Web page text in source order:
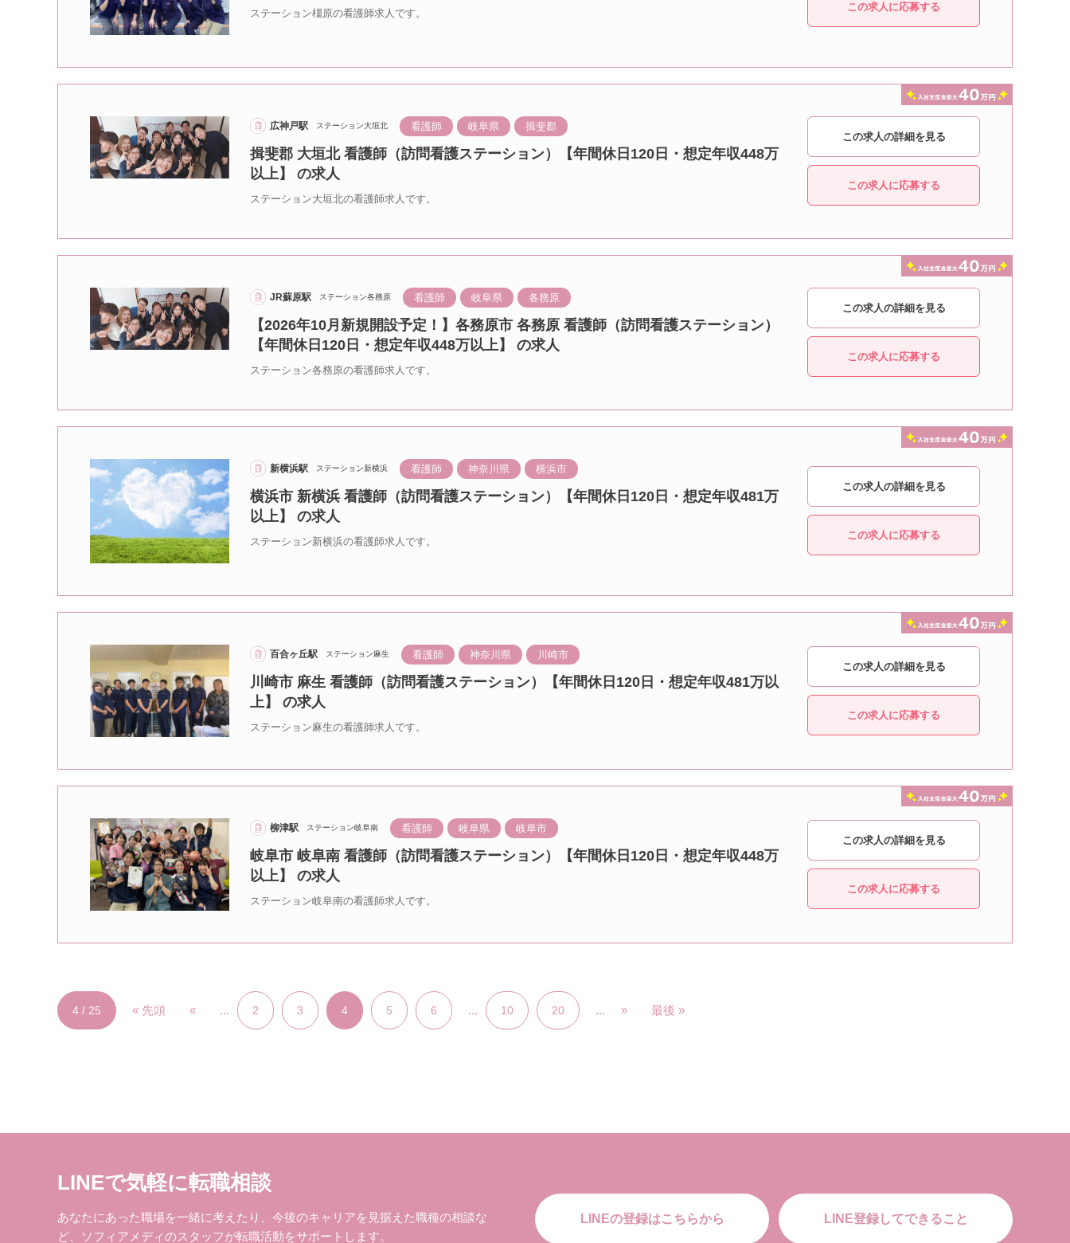
ステーション橿原の看護師求人です。
この求人に応募する
広神戸駅 ステーション大垣北 看護師 岐阜県 揖斐郡
揖斐郡 大垣北 看護師（訪問看護ステーション）【年間休日120日・想定年収448万
以上】 の求人
ステーション大垣北の看護師求人です。
この求人の詳細を見る
この求人に応募する
JR蘇原駅 ステーション各務原 看護師 岐阜県 各務原
【2026年10月新規開設予定！】各務原市 各務原 看護師（訪問看護ステーション）
【年間休日120日・想定年収448万以上】 の求人
ステーション各務原の看護師求人です。
この求人の詳細を見る
この求人に応募する
新横浜駅 ステーション新横浜 看護師 神奈川県 横浜市
横浜市 新横浜 看護師（訪問看護ステーション）【年間休日120日・想定年収481万
以上】 の求人
ステーション新横浜の看護師求人です。
この求人の詳細を見る
この求人に応募する
百合ヶ丘駅 ステーション麻生 看護師 神奈川県 川崎市
川崎市 麻生 看護師（訪問看護ステーション）【年間休日120日・想定年収481万以
上】 の求人
ステーション麻生の看護師求人です。
この求人の詳細を見る
この求人に応募する
柳津駅 ステーション岐阜南 看護師 岐阜県 岐阜市
岐阜市 岐阜南 看護師（訪問看護ステーション）【年間休日120日・想定年収448万
以上】 の求人
ステーション岐阜南の看護師求人です。
この求人の詳細を見る
この求人に応募する
4 / 25 « 先頭 « ... 2 3 4 5 6 ... 10 20 ... » 最後 »
LINEで気軽に転職相談
あなたにあった職場を一緒に考えたり、今後のキャリアを見据えた職種の相談な
ど、ソフィアメディのスタッフが転職活動をサポートします。
LINEの登録はこちらから LINE登録してできること